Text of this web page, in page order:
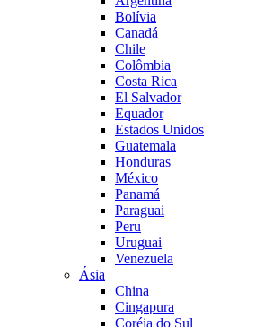
Bolívia
Canadá
Chile
Colômbia
Costa Rica
El Salvador
Equador
Estados Unidos
Guatemala
Honduras
México
Panamá
Paraguai
Peru
Uruguai
Venezuela
Ásia
China
Cingapura
Coréia do Sul